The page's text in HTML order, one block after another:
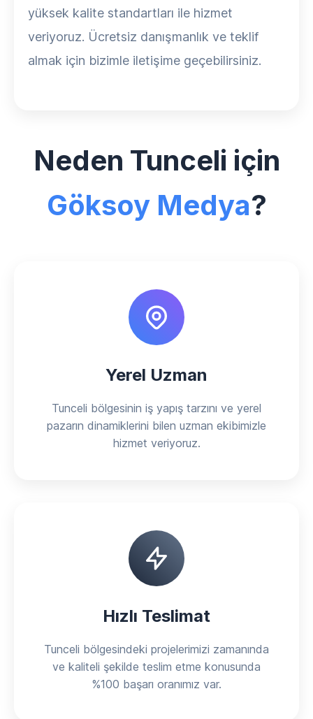
yüksek kalite standartları ile hizmet
veriyoruz. Ücretsiz danışmanlık ve teklif
almak için bizimle iletişime geçebilirsiniz.
Neden Tunceli için
Göksoy Medya?
Yerel Uzman
Tunceli bölgesinin iş yapış tarzını ve yerel
pazarın dinamiklerini bilen uzman ekibimizle
hizmet veriyoruz.
Hızlı Teslimat
Tunceli bölgesindeki projelerimizi zamanında
ve kaliteli şekilde teslim etme konusunda
%100 başarı oranımız var.